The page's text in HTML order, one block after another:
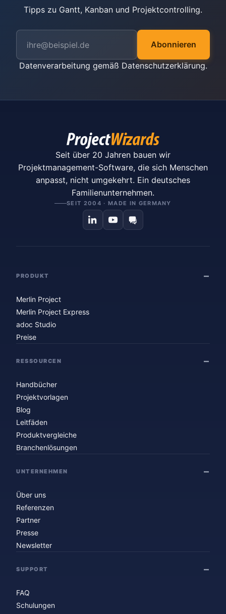
Tipps zu Gantt, Kanban und Projektcontrolling.
Abonnieren
Datenverarbeitung gemäß Datenschutzerklärung.
Seit über 20 Jahren bauen wir
Projektmanagement-Software, die sich Menschen
anpasst, nicht umgekehrt. Ein deutsches
Familienunternehmen.
SEIT 2004 · MADE IN GERMANY
PRODUKT
Merlin Project
Merlin Project Express
adoc Studio
Preise
RESSOURCEN
Handbücher
Projektvorlagen
Blog
Leitfäden
Produktvergleiche
Branchenlösungen
UNTERNEHMEN
Über uns
Referenzen
Partner
Presse
Newsletter
SUPPORT
FAQ
Schulungen